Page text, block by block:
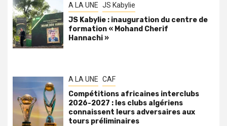
A LA UNE JS Kabylie
JS Kabylie : inauguration du centre de
formation « Mohand Cherif
Hannachi »
A LA UNE CAF
Compétitions africaines interclubs
2026-2027 : les clubs algériens
connaissent leurs adversaires aux
tours préliminaires